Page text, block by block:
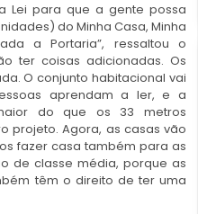
Lei para que a gente possa
do Minha Casa, Minha
a Portaria”, ressaltou o
ter coisas adicionadas. Os
O conjunto habitacional vai
aprendam a ler, e a
do que os 33 metros
projeto. Agora, as casas vão
fazer casa também para as
de classe média, porque as
têm o direito de ter uma